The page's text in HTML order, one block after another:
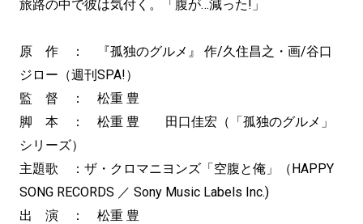
旅路の中で彼は気付く。「腹が…減った!」
原 作 ： 『孤独のグルメ』 作/久住昌之・画/谷口
ジロー（週刊SPA!）
監 督 ： 松重 豊
脚 本 ： 松重 豊 田口佳宏（「孤独のグルメ」
シリーズ）
主題歌 ：ザ・クロマニヨンズ「空腹と俺」（HAPPY
SONG RECORDS ／ Sony Music Labels Inc.)
出 演 ： 松重 豊